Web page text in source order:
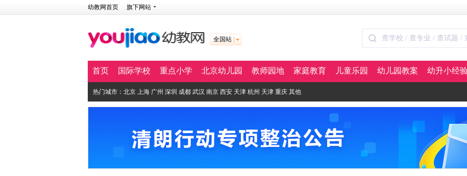
幼教网首页 旗下网站
全国站
首页 国际学校 重点小学 北京幼儿园 教师园地 家庭教育 儿童乐园 幼儿园教案 幼升小经
热门城市： 北京 上海 广州 深圳 成都 武汉 南京 西安 天津 杭州 天津 重庆 其他